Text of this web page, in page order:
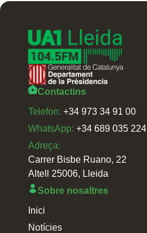
Contactins
Telefon: +34 973 34 91 00
WhatsApp: +34 689 035 224
Adreça:
Carrer Bisbe Ruano, 22
Altell 25006, Lleida
Sobre nosaltres
Inici
Notícies